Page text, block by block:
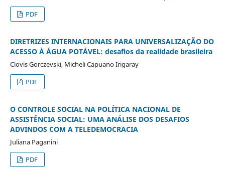
PDF
DIRETRIZES INTERNACIONAIS PARA UNIVERSALIZAÇÃO DO
ACESSO À ÁGUA POTÁVEL: desafios da realidade brasileira
Clovis Gorczevski, Micheli Capuano Irigaray
PDF
O CONTROLE SOCIAL NA POLÍTICA NACIONAL DE
ASSISTÊNCIA SOCIAL: UMA ANÁLISE DOS DESAFIOS
ADVINDOS COM A TELEDEMOCRACIA
Juliana Paganini
PDF